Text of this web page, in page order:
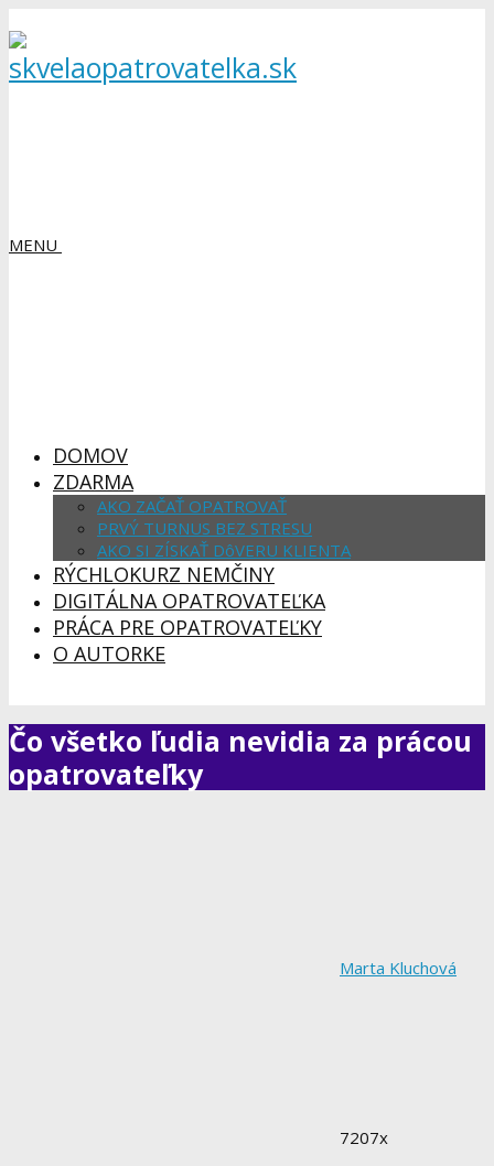
MENU
DOMOV
ZDARMA
AKO ZAČAŤ OPATROVAŤ
PRVÝ TURNUS BEZ STRESU
AKO SI ZÍSKAŤ DôVERU KLIENTA
RÝCHLOKURZ NEMČINY
DIGITÁLNA OPATROVATEĽKA
PRÁCA PRE OPATROVATEĽKY
O AUTORKE
Čo všetko ľudia nevidia za prácou
opatrovateľky
Marta Kluchová
7207x